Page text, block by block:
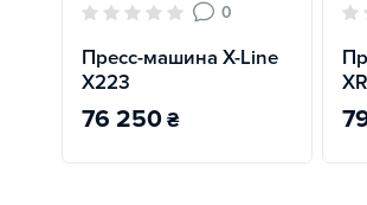
0
Пресс-машина X-Line
X223
76 250₴